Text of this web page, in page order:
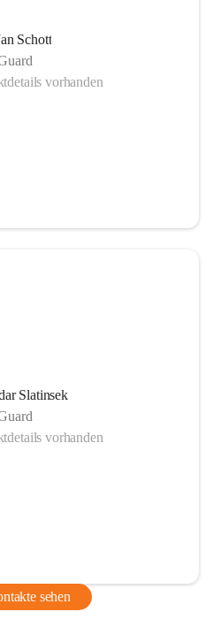
Schott
vorhanden
Slatinsek
vorhanden
sehen